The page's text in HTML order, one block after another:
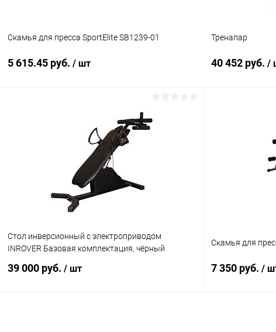
Скамья для пресса SportElite SB1239-01
5 615.45 руб. / шт
Сравнение
Тренапар
40 452 руб. /
Купить в 1
Стол инверсионный с электроприводом
INROVER Базовая комплектация, чёрный
39 000 руб. / шт
Скамья для
7 350 руб. /